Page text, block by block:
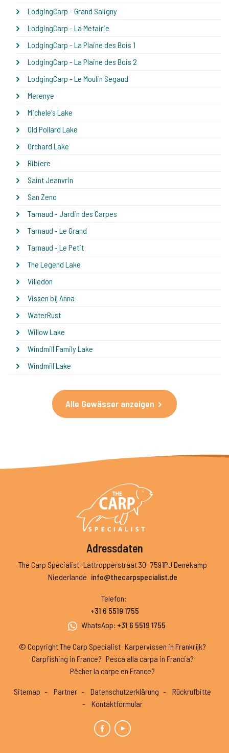
LodgingCarp - Grand Saligny
LodgingCarp - La Metairie
LodgingCarp - La Plaine des Bois 1
LodgingCarp - La Plaine des Bois 2
LodgingCarp - Le Moulin Segaud
Merenye
Michele's Lake
Old Pollard Lake
Orchard Lake
Ribiere
Saint Jeanvrin
San Zeno
Tarnaud - Jardin des Carpes
Tarnaud - Le Grand
Tarnaud - Le Petit
The Legend Lake
Villedon
Vissen bij Anna
WaterRust
Willow Lake
Windmill Family Lake
Windmill Lake
Alle Gewässer anzeigen
Adressdaten
The Carp Specialist Lattropperstraat 30 7591PJ Denekamp
Niederlande info@thecarpspecialist.de
Telefon:
+31 6 5519 1755
WhatsApp: +31 6 5519 1755
© Copyright The Carp Specialist Karpervissen in Frankrijk?
Carpfishing in France? Pesca alla carpa in Francia?
Pêcher la carpe en France?
Sitemap Partner Datenschutzerklärung
Rückrufbitte
Kontaktformular